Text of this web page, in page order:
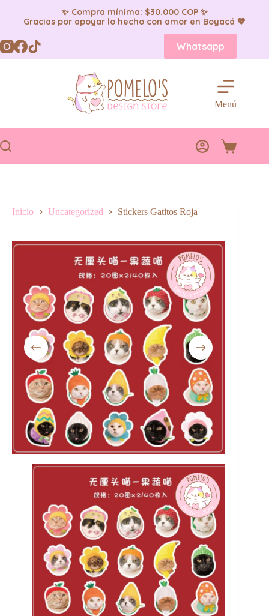
✨ Compra mínima: $30.000 COP ✨
Gracias por apoyar lo hecho con amor en Boyacá 💖
Saltar
al
contenido
Whatsapp
Menú
Carro
Inicio Uncategorized Stickers Gatitos Roja